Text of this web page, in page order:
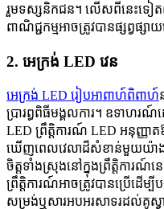
រួមទស្សនិកជន។ លើសពីនេះទៀតព័
ពាណិជ្ជកម្មអាចត្រូវបានផ្សព្វផ្ស
2. អេក្រង់ LED វេន
អេក្រង់ LED រៀបអាពាហ៍ពិពាហ៍
ប្រារព្ធពិធីមង្គលការ។ ឧទាហរ
LED ព្រឹត្តិការណ៍ LED អនុញ្ញាត
ឃើញពេលវេលាដ៏សំខាន់មួយយ៉ាងច្
ចិត្តទាំងស្រុងនៅក្នុងព្រឹត្តិការណ៍
ព្រឹត្តិការណ៍អាចត្រូវបានប្រើដើម្បី
សម្រង់ឬសារអបអរសាទរដល់គូស្វ